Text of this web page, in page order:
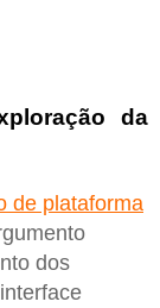
da
de plataforma
dos